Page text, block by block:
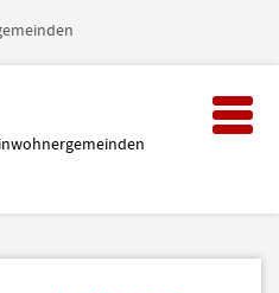
Toggle